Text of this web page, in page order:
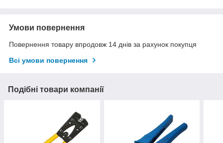
Умови повернення
Повернення товару впродовж 14 днів за рахунок покупця
Всі умови повернення
Подібні товари компанії